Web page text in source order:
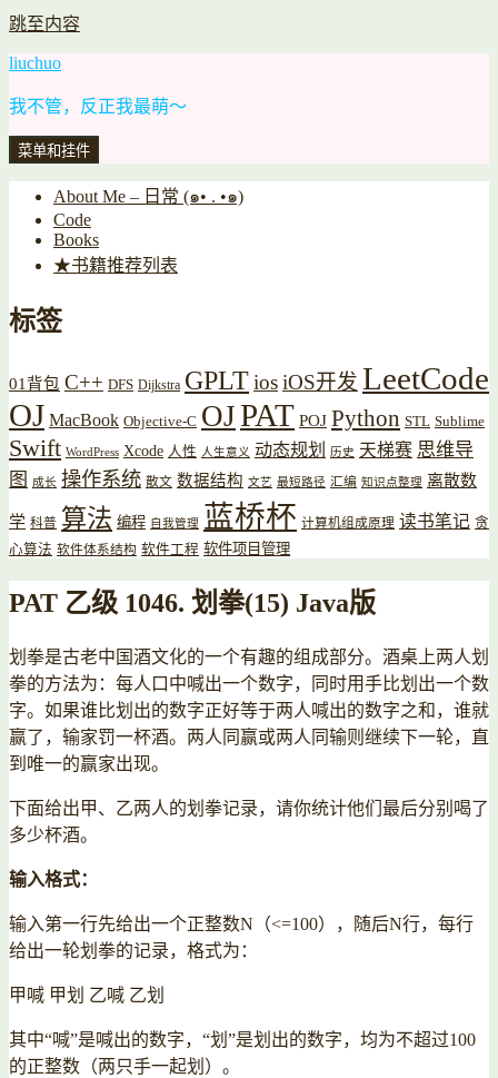
跳至内容
liuchuo
我不管，反正我最萌～
菜单和挂件
About Me – 日常 (๑• . •๑)
Code
Books
★书籍推荐列表
标签
01背包 C++ DFS Dijkstra GPLTiosiOS开发 LeetCode
OJ MacBook Objective-C OJPAT POJ Python STL Sublime
Swift WordPress Xcode 人性 人生意义 动态规划 历史 天梯赛 思维导
图
成长 操作系统 散文 数据结构 文艺 最短路径 汇编 知识点整理 离散数
学 科普 算法 编程 自我管理 蓝桥杯 计算机组成原理 读书笔记 贪
心算法 软件体系结构 软件工程 软件项目管理
PAT 乙级 1046. 划拳(15) Java版
划拳是古老中国酒文化的一个有趣的组成部分。酒桌上两人划
拳的方法为：每人口中喊出一个数字，同时用手比划出一个数
字。如果谁比划出的数字正好等于两人喊出的数字之和，谁就
赢了，输家罚一杯酒。两人同赢或两人同输则继续下一轮，直
到唯一的赢家出现。
下面给出甲、乙两人的划拳记录，请你统计他们最后分别喝了
多少杯酒。
输入格式：
输入第一行先给出一个正整数N（<=100），随后N行，每行
给出一轮划拳的记录，格式为：
甲喊 甲划 乙喊 乙划
其中“喊”是喊出的数字，“划”是划出的数字，均为不超过100
的正整数（两只手一起划）。